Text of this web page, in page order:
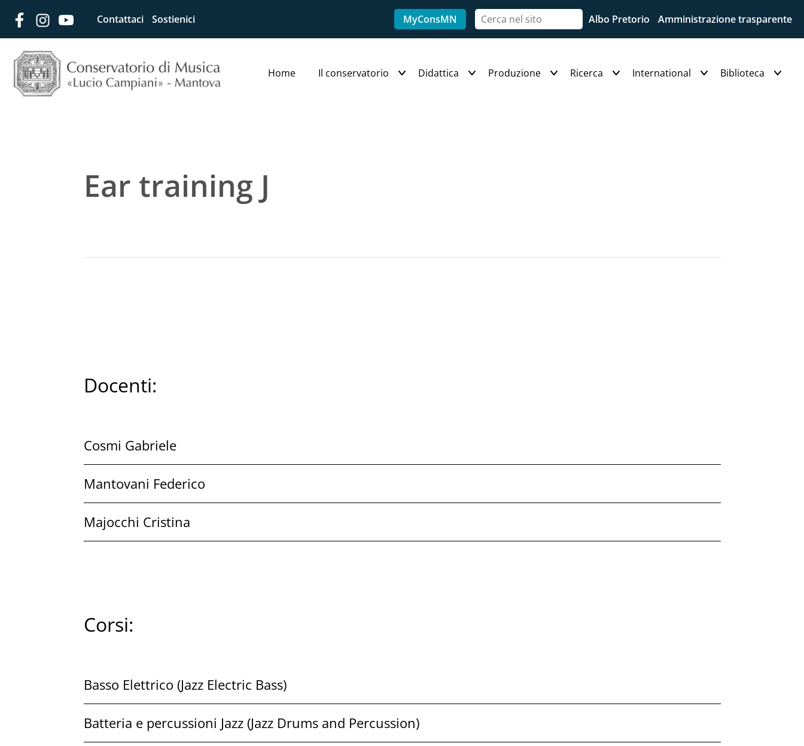
Contattaci Sostienici Albo Pretorio Amministrazione trasparente
MyConsMN
Home Il conservatorio Didattica Produzione Ricerca International Biblioteca
Ear training J
Docenti:
Cosmi Gabriele
Mantovani Federico
Majocchi Cristina
Corsi:
Basso Elettrico (Jazz Electric Bass)
Batteria e percussioni Jazz (Jazz Drums and Percussion)